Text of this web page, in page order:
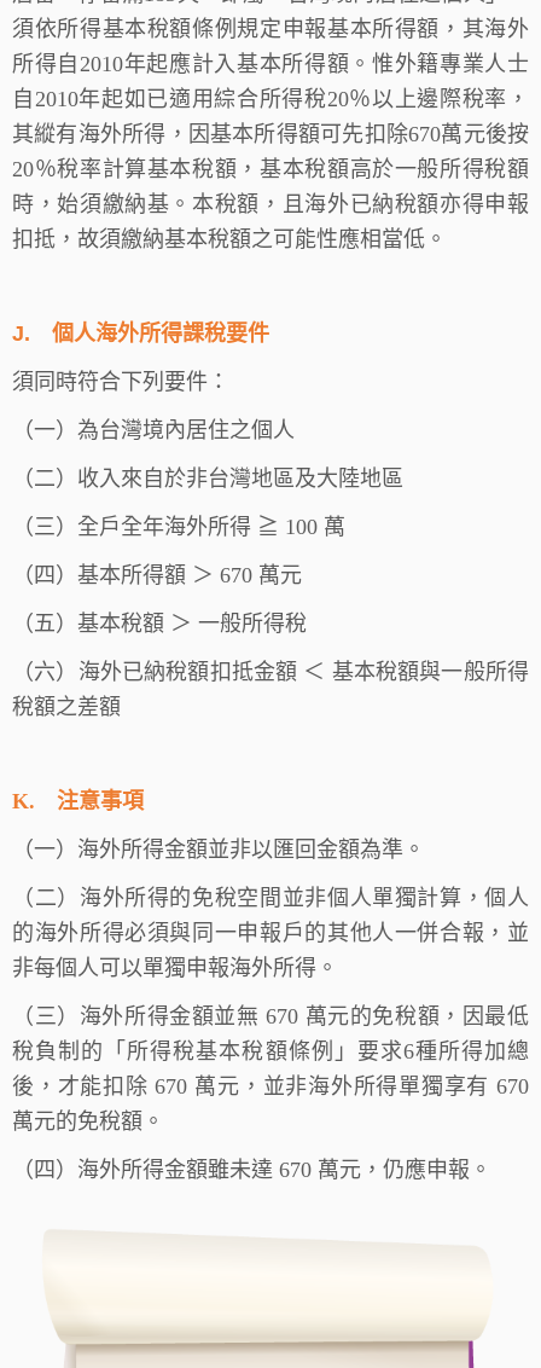
須依所得基本稅額條例規定申報基本所得額，其海外
所得自2010年起應計入基本所得額。惟外籍專業人士
自2010年起如已適用綜合所得稅20％以上邊際稅率，
其縱有海外所得，因基本所得額可先扣除670萬元後按
20％稅率計算基本稅額，基本稅額高於一般所得稅額
時，始須繳納基。本稅額，且海外已納稅額亦得申報
扣抵，故須繳納基本稅額之可能性應相當低。
J. 個人海外所得課稅要件
須同時符合下列要件：
（一）為台灣境內居住之個人
（二）收入來自於非台灣地區及大陸地區
（三）全戶全年海外所得 ≧ 100 萬
（四）基本所得額 ＞ 670 萬元
（五）基本稅額 ＞ 一般所得稅
（六）海外已納稅額扣抵金額 ＜ 基本稅額與一般所得
稅額之差額
K. 注意事項
（一）海外所得金額並非以匯回金額為準。
（二）海外所得的免稅空間並非個人單獨計算，個人
的海外所得必須與同一申報戶的其他人一併合報，並
非每個人可以單獨申報海外所得。
（三）海外所得金額並無 670 萬元的免稅額，因最低
稅負制的「所得稅基本稅額條例」要求6種所得加總
後，才能扣除 670 萬元，並非海外所得單獨享有 670
萬元的免稅額。
（四）海外所得金額雖未達 670 萬元，仍應申報。